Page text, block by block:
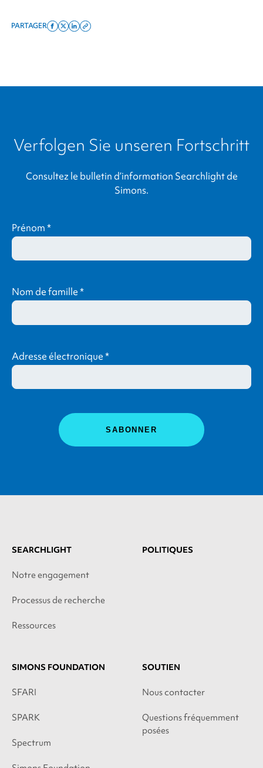
PARTAGER
ShareShareShareCopy
Verfolgen Sie unseren Fortschritt
Consultez le bulletin d’information Searchlight de
Simons.
Prénom*
Nom de famille*
Adresse électronique*
SEARCHLIGHT
Notre engagement
Processus de recherche
Ressources
POLITIQUES
SIMONS FOUNDATION
SFARI
SPARK
Spectrum
SOUTIEN
Nous contacter
Questions fréquemment
posées